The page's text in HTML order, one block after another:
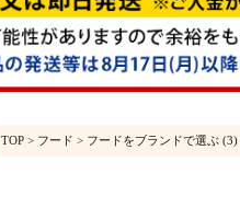
TOP > フード > フードをブランドで選ぶ (3)